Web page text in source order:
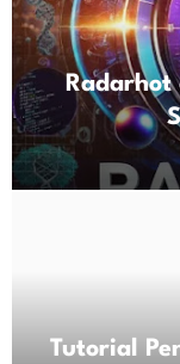
Radarhot
Tutorial